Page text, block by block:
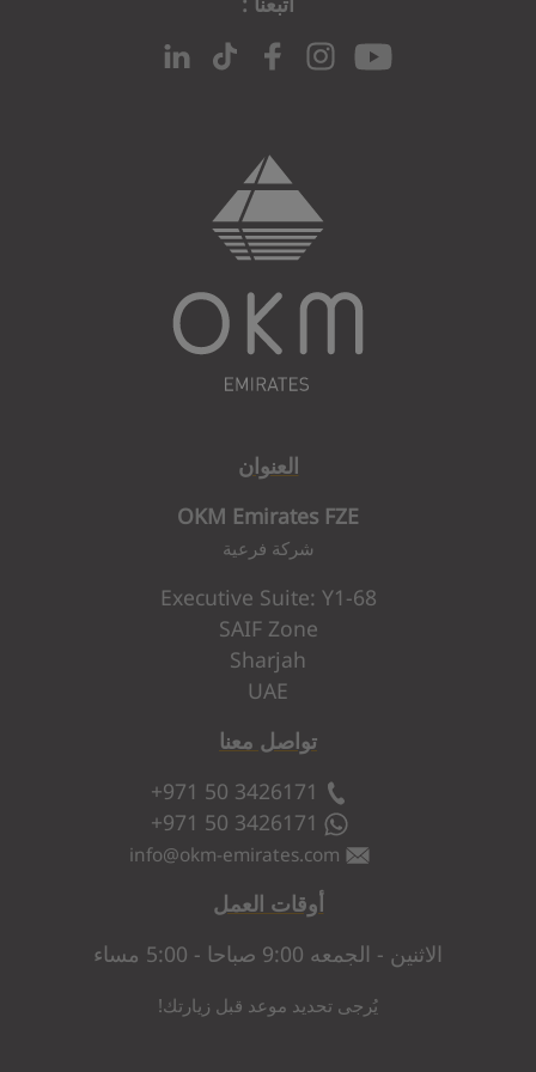
Subscription failed
or contact support if the issue persists.
subscription, click the link in that email.
العنوان
OKM Emirates FZE
شركة فرعية
Executive Suite: Y1-68
SAIF Zone
Sharjah
UAE
تواصل معنا
+971 50 3426171
+971 50 3426171
info@okm-emirates.com
أوقات العمل
الاثنين - الجمعه 9:00 صباحا - 5:00 مساء
يُرجى تحديد موعد قبل زيارتك!